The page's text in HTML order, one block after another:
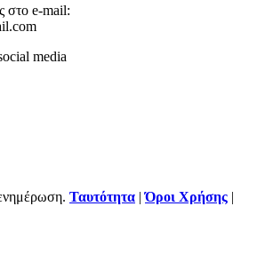
στο e-mail:
media
Ταυτότητα |Όροι Χρήσης |